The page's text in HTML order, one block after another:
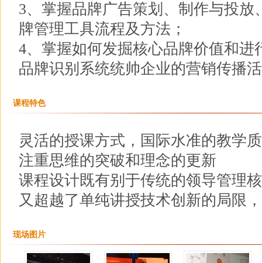
3、掌握品牌广告策划、制作与投放
牌管理工具流程及方法；
4、掌握如何发掘核心品牌价值和进
品牌识别系统统帅企业的营销传播
课程特色
灵活的授课方式，国际水准的教学
注重思维的突破和理念的更新
课程设计既有别于传统的领导管理
又超越了单纯讲授技术创新的局限
现场图片